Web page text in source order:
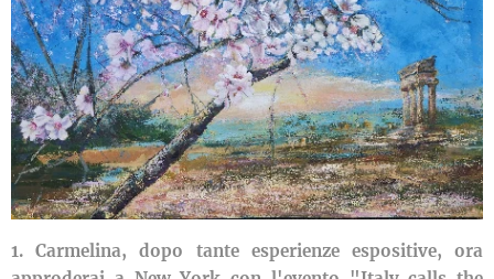
1. Carmelina, dopo tante esperienze espositive, ora